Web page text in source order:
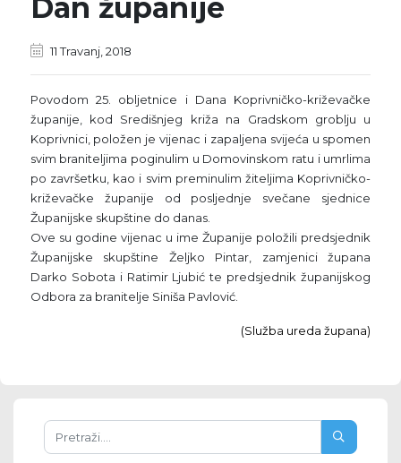
Dan županije
11 Travanj, 2018
Povodom 25. obljetnice i Dana Koprivničko-križevačke
županije, kod Središnjeg križa na Gradskom groblju u
Koprivnici, položen je vijenac i zapaljena svijeća u spomen
svim braniteljima poginulim u Domovinskom ratu i umrlima
po završetku, kao i svim preminulim žiteljima Koprivničko-
križevačke županije od posljednje svečane sjednice
Županijske skupštine do danas.
Ove su godine vijenac u ime Županije položili predsjednik
Županijske skupštine Željko Pintar, zamjenici župana
Darko Sobota i Ratimir Ljubić te predsjednik županijskog
Odbora za branitelje Siniša Pavlović.
(Služba ureda župana)